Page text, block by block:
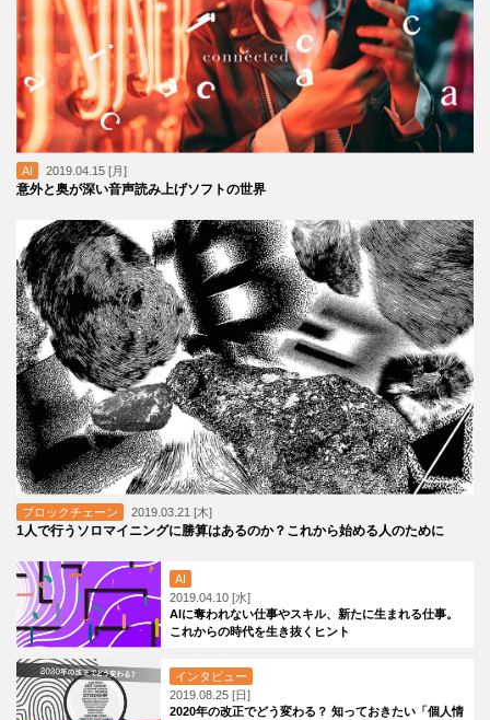
AI 2019.04.15 [月]
意外と奥が深い音声読み上げソフトの世界
ブロックチェーン 2019.03.21 [木]
1人で行うソロマイニングに勝算はあるのか？これから始める人のために
AI
2019.04.10 [水]
AIに奪われない仕事やスキル、新たに生まれる仕事。
これからの時代を生き抜くヒント
インタビュー
2019.08.25 [日]
2020年の改正でどう変わる？ 知っておきたい「個人情